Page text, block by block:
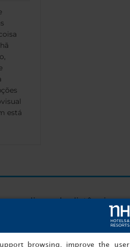
está
um clique de distância
browsing, improve the user